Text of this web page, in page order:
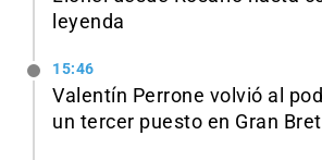
leyenda
15:46
Valentín Perrone volvió al
un tercer puesto en Gran